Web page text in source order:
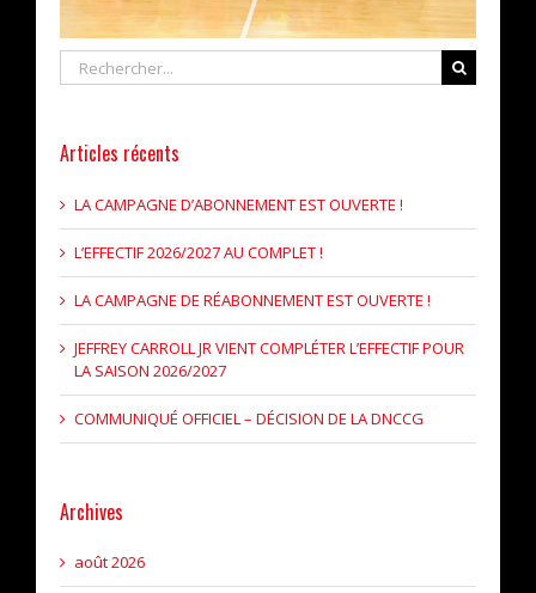
Rechercher
Articles récents
LA CAMPAGNE D’ABONNEMENT EST OUVERTE !
L’EFFECTIF 2026/2027 AU COMPLET !
LA CAMPAGNE DE RÉABONNEMENT EST OUVERTE !
JEFFREY CARROLL JR VIENT COMPLÉTER L’EFFECTIF POUR
LA SAISON 2026/2027
COMMUNIQUÉ OFFICIEL – DÉCISION DE LA DNCCG
Archives
août 2026